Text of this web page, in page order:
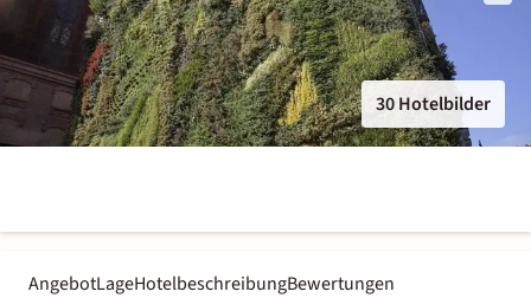
30 Hotelbilder
AngebotLageHotelbeschreibungBewertungen